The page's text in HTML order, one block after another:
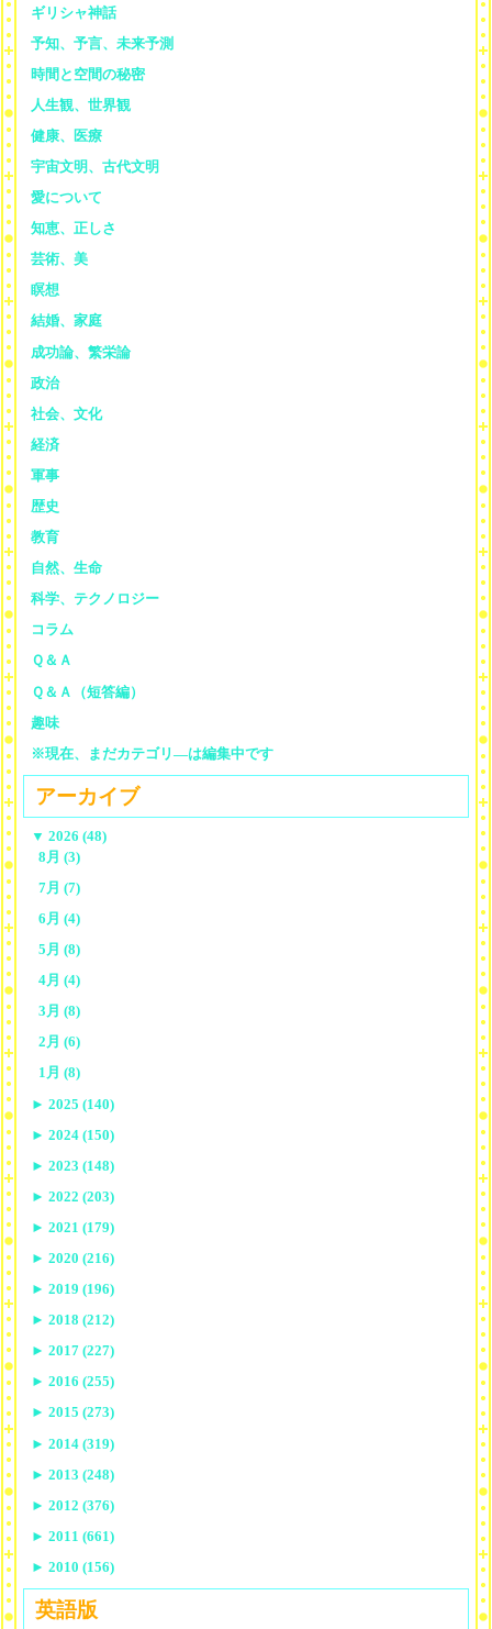
ギリシャ神話
予知、予言、未来予測
時間と空間の秘密
人生観、世界観
健康、医療
宇宙文明、古代文明
愛について
知恵、正しさ
芸術、美
瞑想
結婚、家庭
成功論、繁栄論
政治
社会、文化
経済
軍事
歴史
教育
自然、生命
科学、テクノロジー
コラム
Ｑ＆Ａ
Ｑ＆Ａ（短答編）
趣味
※現在、まだカテゴリ—は編集中です
アーカイブ
▼ 2026 (48)
8月 (3)
7月 (7)
6月 (4)
5月 (8)
4月 (4)
3月 (8)
2月 (6)
1月 (8)
► 2025 (140)
► 2024 (150)
► 2023 (148)
► 2022 (203)
► 2021 (179)
► 2020 (216)
► 2019 (196)
► 2018 (212)
► 2017 (227)
► 2016 (255)
► 2015 (273)
► 2014 (319)
► 2013 (248)
► 2012 (376)
► 2011 (661)
► 2010 (156)
英語版